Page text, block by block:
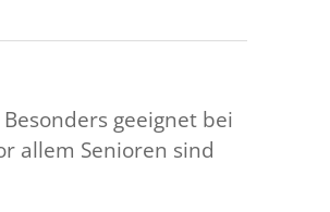
geeignet bei
allem Senioren sind